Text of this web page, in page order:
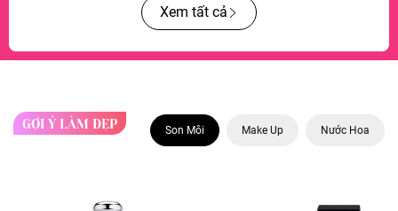
Xem tất cả
GỢI Ý LÀM ĐẸP Son Môi Make Up Nước Hoa